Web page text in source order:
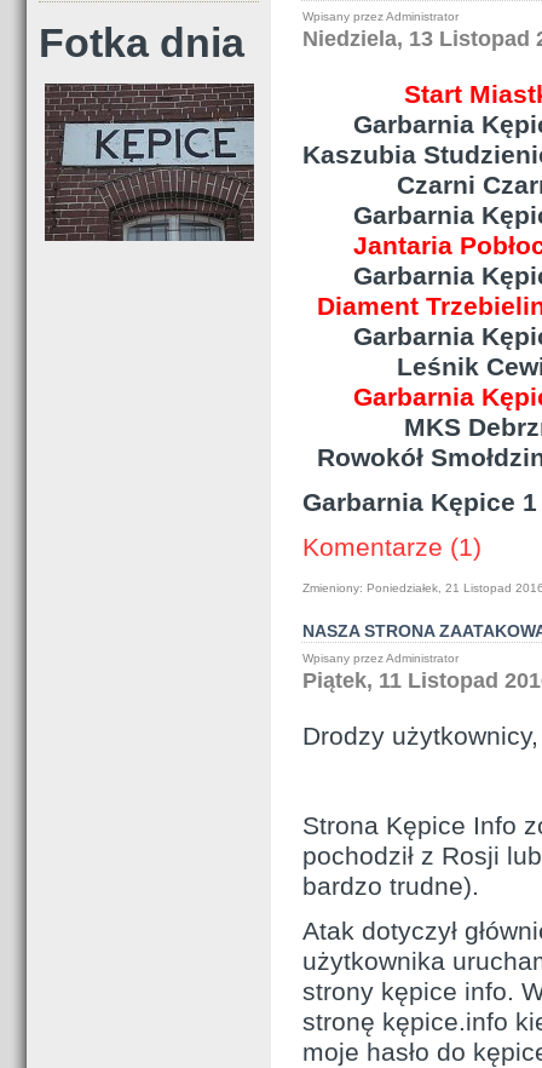
Fotka dnia
Wpisany przez Administrator
Niedziela, 13 Listopad
Start
Garbarnia
Kaszubia
Czarni Czarne
Garbarnia
Jantaria
Garbarnia
Diament
Garbarnia
Leśnik Cewice
Garbarnia
MKS Debrzno
Rowokół
Garbarnia Kępice
Komentarze (1)
Zmieniony: Poniedziałek, 21 Listopad
NASZA STRONA
Wpisany przez Administrator
Piątek, 11 Listopad
Drodzy użytkownicy,
Strona Kępice Info
pochodził z Rosji
bardzo trudne).
Atak dotyczył
użytkownika
strony kępice info.
stronę kępice.info
moje hasło do